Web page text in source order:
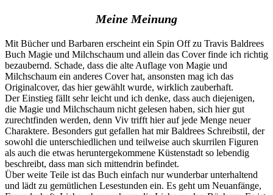
Meine Meinung
Mit Bücher und Barbaren erscheint ein Spin Off zu Travis Baldrees
Buch Magie und Milchschaum und allein das Cover finde ich richtig
bezaubernd. Schade, dass die alte Auflage von Magie und
Milchschaum ein anderes Cover hat, ansonsten mag ich das
Originalcover, das hier gewählt wurde, wirklich zauberhaft.
Der Einstieg fällt sehr leicht und ich denke, dass auch diejenigen,
die Magie und Milchschaum nicht gelesen haben, sich hier gut
zurechtfinden werden, denn Viv trifft hier auf jede Menge neuer
Charaktere. Besonders gut gefallen hat mir Baldrees Schreibstil, der
sowohl die unterschiedlichen und teilweise auch skurrilen Figuren
als auch die etwas heruntergekommene Küstenstadt so lebendig
beschreibt, dass man sich mittendrin befindet.
Über weite Teile ist das Buch einfach nur wunderbar unterhaltend
und lädt zu gemütlichen Lesestunden ein. Es geht um Neuanfänge,